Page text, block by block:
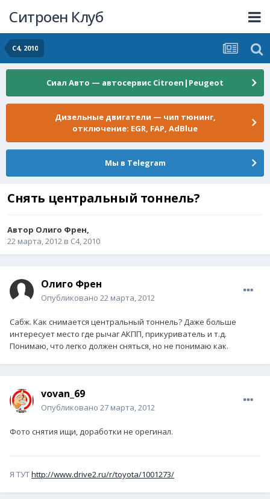
Ситроен Клуб
C4, 2010
Сиал Авто — автосервис Citroen|Peugeot
Дизельные двигатели — чип тюнинг,
отключение: EGR, FAP, AdBlue
Мы в Telegram
Снять центральный тоннель?
Автор Олиго Френ,
22 марта, 2012 в C4, 2010
Олиго Френ
Опубликовано 22 марта, 2012
Сабж. Как снимается центральный тоннель? Даже больше
интересует место где рычаг АКПП, прикуриватель и т.д.
Понимаю, что легко должен сняться, но не понимаю как.
vovan_69
Опубликовано 27 марта, 2012
Фото снятия ищи, доработки не орегинал.
Я ТУТhttp://www.drive2.ru/r/toyota/1001273/